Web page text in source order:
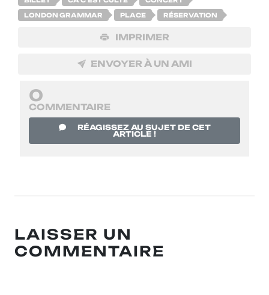
LONDON GRAMMAR PLACE RÉSERVATION
IMPRIMER
ENVOYER À UN AMI
0
COMMENTAIRE
RÉAGISSEZ AU SUJET DE CET
ARTICLE !
LAISSER UN
COMMENTAIRE